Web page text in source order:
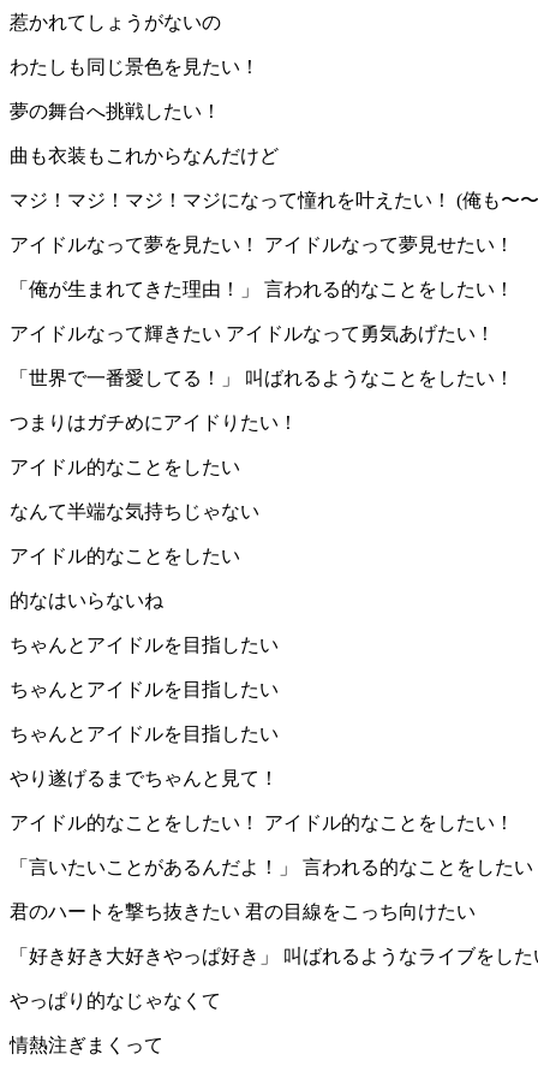
惹かれてしょうがないの
わたしも同じ景色を見たい！
夢の舞台へ挑戦したい！
曲も衣装もこれからなんだけど
マジ！マジ！マジ！マジになって憧れを叶えたい！ (俺も〜
アイドルなって夢を見たい！ アイドルなって夢見せたい！
「俺が生まれてきた理由！」 言われる的なことをしたい！
アイドルなって輝きたい アイドルなって勇気あげたい！
「世界で一番愛してる！」 叫ばれるようなことをしたい！
つまりはガチめにアイドりたい！
アイドル的なことをしたい
なんて半端な気持ちじゃない
アイドル的なことをしたい
的なはいらないね
ちゃんとアイドルを目指したい
ちゃんとアイドルを目指したい
ちゃんとアイドルを目指したい
やり遂げるまでちゃんと見て！
アイドル的なことをしたい！ アイドル的なことをしたい！
「言いたいことがあるんだよ！」 言われる的なことをしたい
君のハートを撃ち抜きたい 君の目線をこっち向けたい
「好き好き大好きやっぱ好き」 叫ばれるようなライブをした
やっぱり的なじゃなくて
情熱注ぎまくって